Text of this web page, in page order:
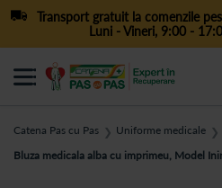
Transport gratuit la comenzile
Luni - Vineri, 9:00 -
Catena Pas cu Pas ❯ Uniforme medicale ❯
Bluza medicala alba cu imprimeu, Model